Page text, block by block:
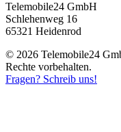
Telemobile24 GmbH
Schlehenweg 16
65321 Heidenrod
© 2026 Telemobile24
Rechte vorbehalten.
Fragen? Schreib uns!